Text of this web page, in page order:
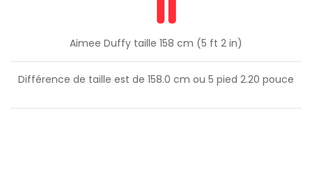
Aimee Duffy taille 158 cm (5 ft 2 in)
Différence de taille est de 158.0 cm ou 5 pied 2.20 pouce